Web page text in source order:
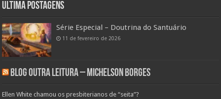
Ultima Postagens
Série Especial – Doutrina do Santuário
11 de fevereiro de 2026
Blog Outra Leitura – Michelson Borges
Ellen White chamou os presbiterianos de “seita”?